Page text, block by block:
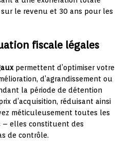
le revenu et 30 ans pour les
fiscale légales
permettent d’optimiser votre
d’agrandissement ou
la période de détention
d’acquisition, réduisant ainsi
méticuleusement toutes les
– elles constituent des
de contrôle.